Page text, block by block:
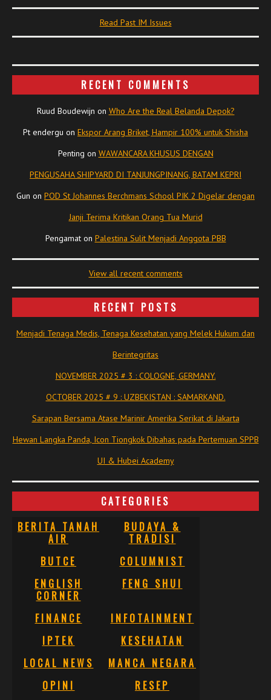
Read Past IM Issues
RECENT COMMENTS
Ruud Boudewijn on Who Are the Real Belanda Depok?
Pt endergu on Ekspor Arang Briket, Hampir 100% untuk Shisha
Penting on WAWANCARA KHUSUS DENGAN
PENGUSAHA SHIPYARD DI TANJUNGPINANG, BATAM KEPRI
Gun on POD St Johannes Berchmans School PIK 2 Digelar dengan
Janji Terima Kritikan Orang Tua Murid
Pengamaton Palestina Sulit Menjadi Anggota PBB
View all recent comments
RECENT POSTS
Menjadi Tenaga Medis, Tenaga Kesehatan yang Melek Hukum dan
Berintegritas
NOVEMBER 2025 # 3 : COLOGNE, GERMANY.
OCTOBER 2025 # 9 : UZBEKISTAN : SAMARKAND.
Sarapan Bersama Atase Marinir Amerika Serikat di Jakarta
Hewan Langka Panda, Icon Tiongkok Dibahas pada Pertemuan SPPB
UI & Hubei Academy
CATEGORIES
BERITA TANAH
AIR
BUDAYA &
TRADISI
BUTCE
COLUMNIST
ENGLISH
CORNER
FENG SHUI
FINANCE
INFOTAINMENT
IPTEK
KESEHATAN
LOCAL NEWS
MANCA NEGARA
OPINI
RESEP